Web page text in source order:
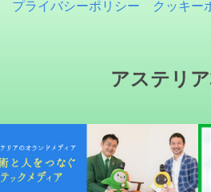
プライバシーポリシー クッキー
アステリ